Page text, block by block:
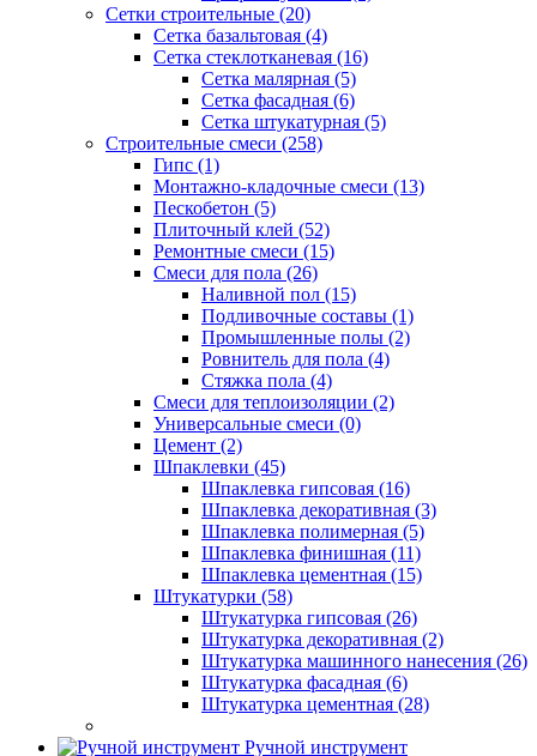
Сетки строительные (20)
Сетка базальтовая (4)
Сетка стеклотканевая (16)
Сетка малярная (5)
Сетка фасадная (6)
Сетка штукатурная (5)
Строительные смеси (258)
Гипс (1)
Монтажно-кладочные смеси (13)
Пескобетон (5)
Плиточный клей (52)
Ремонтные смеси (15)
Смеси для пола (26)
Наливной пол (15)
Подливочные составы (1)
Промышленные полы (2)
Ровнитель для пола (4)
Стяжка пола (4)
Смеси для теплоизоляции (2)
Универсальные смеси (0)
Цемент (2)
Шпаклевки (45)
Шпаклевка гипсовая (16)
Шпаклевка декоративная (3)
Шпаклевка полимерная (5)
Шпаклевка финишная (11)
Шпаклевка цементная (15)
Штукатурки (58)
Штукатурка гипсовая (26)
Штукатурка декоративная (2)
Штукатурка машинного нанесения (26)
Штукатурка фасадная (6)
Штукатурка цементная (28)
Ручной инструмент